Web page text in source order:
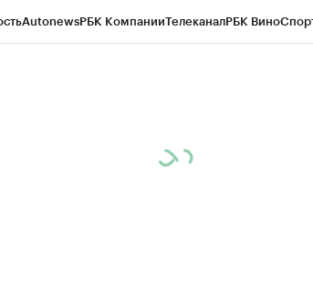
AutonewsРБК КомпанииТелеканалРБК Вино